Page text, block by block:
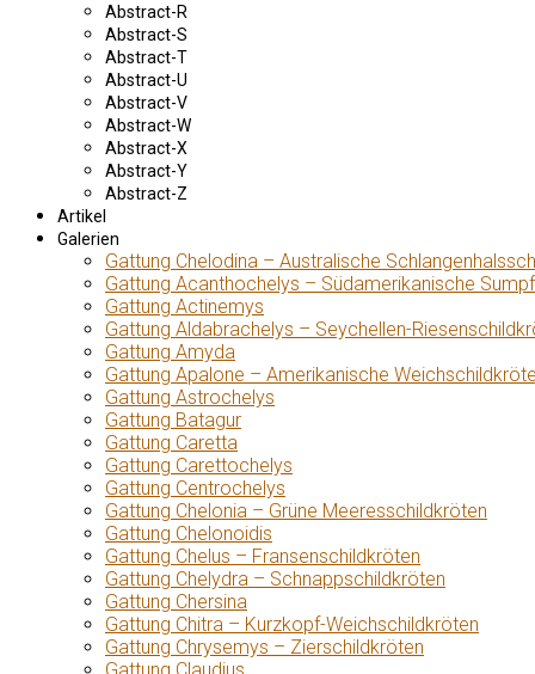
Abstract-R
Abstract-S
Abstract-T
Abstract-U
Abstract-V
Abstract-W
Abstract-X
Abstract-Y
Abstract-Z
Artikel
Galerien
Gattung Chelodina – Australische
Gattung Acanthochelys – Südamerikanische
Gattung Actinemys
Gattung Aldabrachelys – Seychellen-
Gattung Amyda
Gattung Apalone – Amerikanische
Gattung Astrochelys
Gattung Batagur
Gattung Caretta
Gattung Carettochelys
Gattung Centrochelys
Gattung Chelonia – Grüne Meeresschildkröten
Gattung Chelonoidis
Gattung Chelus – Fransenschildkröten
Gattung Chelydra – Schnappschildkröten
Gattung Chersina
Gattung Chitra – Kurzkopf-Weichschildkröten
Gattung Chrysemys – Zierschildkröten